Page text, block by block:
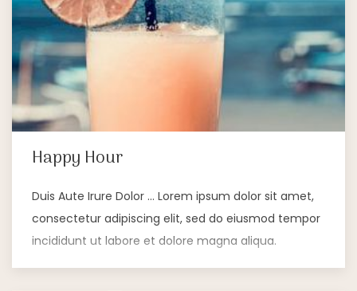
Happy Hour
Duis Aute Irure Dolor … Lorem ipsum dolor sit amet,
consectetur adipiscing elit, sed do eiusmod tempor
incididunt ut labore et dolore magna aliqua.